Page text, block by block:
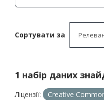
Сортувати за
1 набір даних
Ліцензії: Creative